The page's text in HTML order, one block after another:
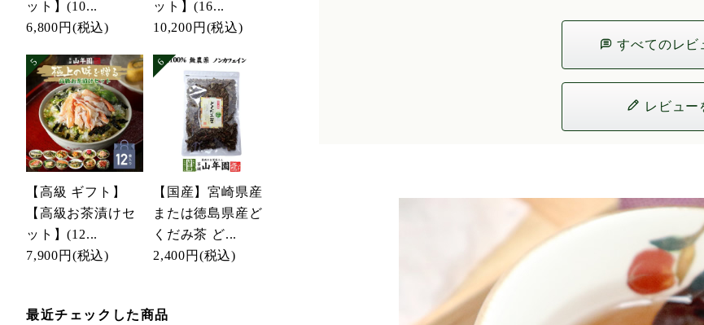
ット】(10...
6,800円 (税込)
ット】(16...
10,200円 (税込)
【高級 ギフト】
【高級お茶漬けセ
ット】(12...
7,900円 (税込)
【国産】宮崎県産
または徳島県産ど
くだみ茶 ど...
2,400円 (税込)
最近チェックした商品
すべてのレビ
レビュー